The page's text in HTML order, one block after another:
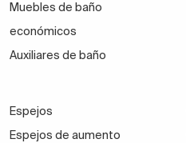
Muebles de baño
económicos
Auxiliares de baño
Espejos
Espejos de aumento